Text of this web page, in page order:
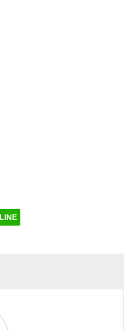
LINE